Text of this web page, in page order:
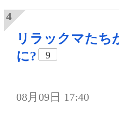
リラックマたち
に?
9
08月09日 17:40